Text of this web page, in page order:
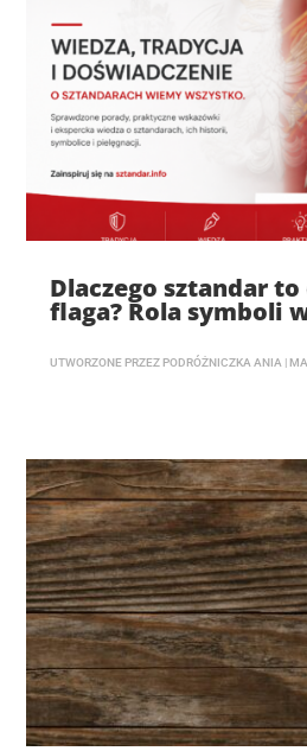
Dlaczego sztandar
flaga? Rola symboli
UTWORZONE PRZEZ PODRÓŻNICZKA ANIA |